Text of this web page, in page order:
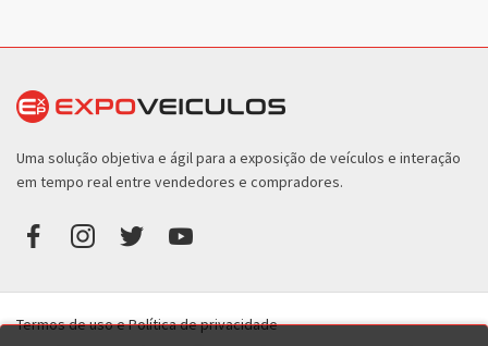
Uma solução objetiva e ágil para a exposição de veículos e interação
em tempo real entre vendedores e compradores.
Termos de uso e Política de privacidade